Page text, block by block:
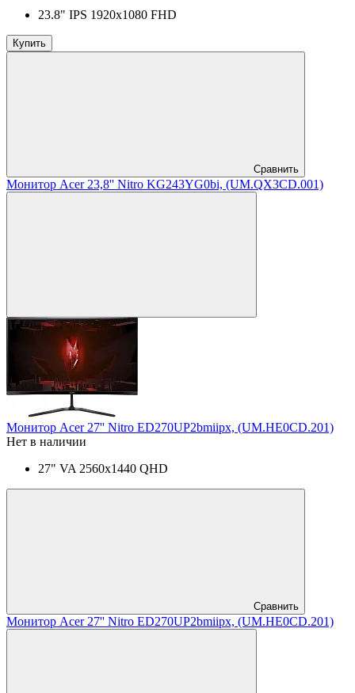
23.8" IPS 1920x1080 FHD
Купить
Сравнить
Монитор Acer 23,8'' Nitro KG243YG0bi, (UM.QX3CD.001)
Монитор Acer 27'' Nitro ED270UP2bmiipx, (UM.HE0CD.201)
Нет в наличии
27" VA 2560x1440 QHD
Сравнить
Монитор Acer 27'' Nitro ED270UP2bmiipx, (UM.HE0CD.201)